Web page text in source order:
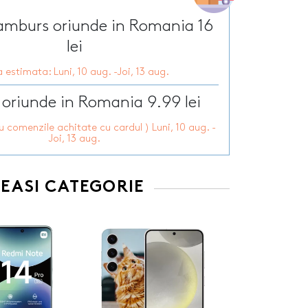
personalizate
lumanări
Tocatoare personalizate
Tablouri canvas
Tablouri motivationale
oriunde in Romania 16
lei
estimata: Luni, 10 aug. -Joi, 13 aug.
oriunde in Romania 9.99 lei
comenzile achitate cu cardul ) Luni, 10 aug. -
Joi, 13 aug.
CATEGORIE